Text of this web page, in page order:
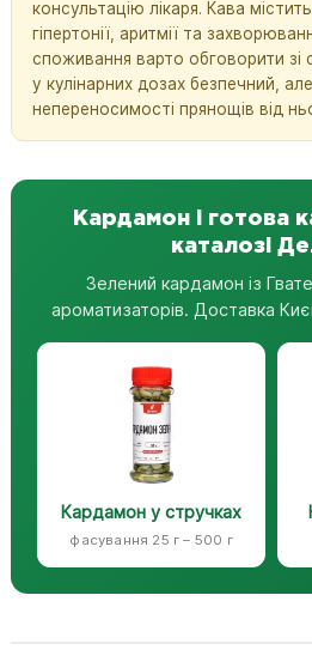
консультацію лікаря. Кава
гіпертонії, аритмії та
споживання варто обговорити зі
у кулінарних дозах безпечний,
непереносимості прянощів від
Кардамон і готова
каталозі
Зелений кардамон із
ароматизаторів. Доставка
Кардамон у стручках
фасування 25 г – 500 г